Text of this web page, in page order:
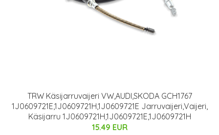
TRW Käsijarruvaijeri VW,AUDI,SKODA GCH1767
1J0609721E,1J0609721H,1J0609721E Jarruvaijeri,Vaijeri,
Käsijarru 1J0609721H,1J0609721E,1J0609721H
15.49 EUR